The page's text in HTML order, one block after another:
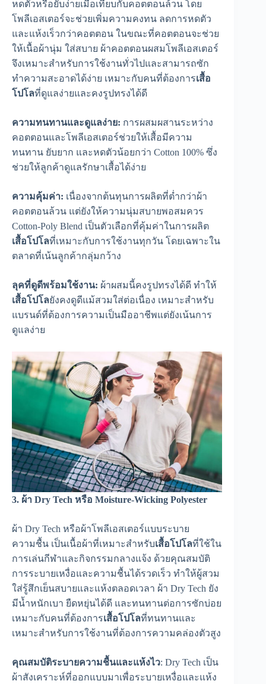
หดตัวหรือยับง่ายเมื่อเทียบกับคอตตอนล้วน โดย
โพลีเอสเตอร์จะช่วยเพิ่มความคงทน ลดการหดตัว
และแห้งเร็วกว่าคอตตอน ในขณะที่คอตตอนจะช่วย
ให้เนื้อผ้านุ่ม ใส่สบาย ผ้าคอตตอนผสมโพลีเอสเตอร์
จึงเหมาะสำหรับการใช้งานทั่วไปและสามารถซัก
ทำความสะอาดได้ง่าย เหมาะกับคนที่ต้องการเสื้อ
โปโลที่ดูแลง่ายและคงรูปทรงได้ดี
ความทนทานและดูแลง่าย: การผสมผสานระหว่าง
คอตตอนและโพลีเอสเตอร์ช่วยให้เสื้อมีความ
ทนทาน ยับยาก และหดตัวน้อยกว่า Cotton 100% ซึ่ง
ช่วยให้ลูกค้าดูแลรักษาเสื้อได้ง่าย
ความคุ้มค่า: เนื่องจากต้นทุนการผลิตที่ต่ำกว่าผ้า
คอตตอนล้วน แต่ยังให้ความนุ่มสบายพอสมควร
Cotton-Poly Blend เป็นตัวเลือกที่คุ้มค่าในการผลิต
เสื้อโปโลที่เหมาะกับการใช้งานทุกวัน โดยเฉพาะใน
ตลาดที่เน้นลูกค้ากลุ่มกว้าง
ลุคที่ดูดีพร้อมใช้งาน: ผ้าผสมนี้คงรูปทรงได้ดี ทำให้
เสื้อโปโลยังคงดูดีแม้สวมใส่ต่อเนื่อง เหมาะสำหรับ
แบรนด์ที่ต้องการความเป็นมืออาชีพแต่ยังเน้นการ
ดูแลง่าย
3. ผ้า Dry Tech หรือ Moisture-Wicking Polyester
ผ้า Dry Tech หรือผ้าโพลีเอสเตอร์แบบระบาย
ความชื้น เป็นเนื้อผ้าที่เหมาะสำหรับเสื้อโปโลที่ใช้ใน
การเล่นกีฬาและกิจกรรมกลางแจ้ง ด้วยคุณสมบัติ
การระบายเหงื่อและความชื้นได้รวดเร็ว ทำให้ผู้สวม
ใส่รู้สึกเย็นสบายและแห้งตลอดเวลา ผ้า Dry Tech ยัง
มีน้ำหนักเบา ยืดหยุ่นได้ดี และทนทานต่อการซักบ่อย
เหมาะกับคนที่ต้องการเสื้อโปโลที่ทนทานและ
เหมาะสำหรับการใช้งานที่ต้องการความคล่องตัวสูง
คุณสมบัติระบายความชื้นและแห้งไว: Dry Tech เป็น
ผ้าสังเคราะห์ที่ออกแบบมาเพื่อระบายเหงื่อและแห้ง